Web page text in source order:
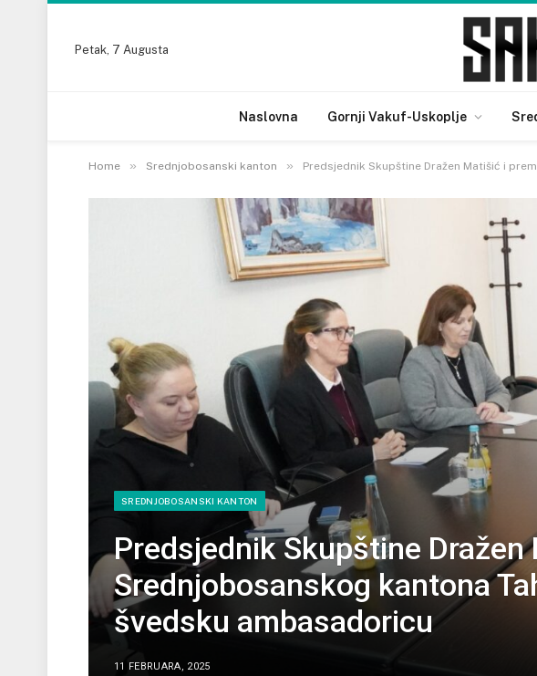
Petak, 7 Augusta
Naslovna Gornji Vakuf-Uskoplje
Home » Srednjobosanski kanton » Predsjednik Skupštine Dražen Matišić i
SREDNJOBOSANSKI KANTON
Predsjednik Skupštine
Srednjobosanskog kantona
švedsku ambasadoricu
11 FEBRUARA, 2025